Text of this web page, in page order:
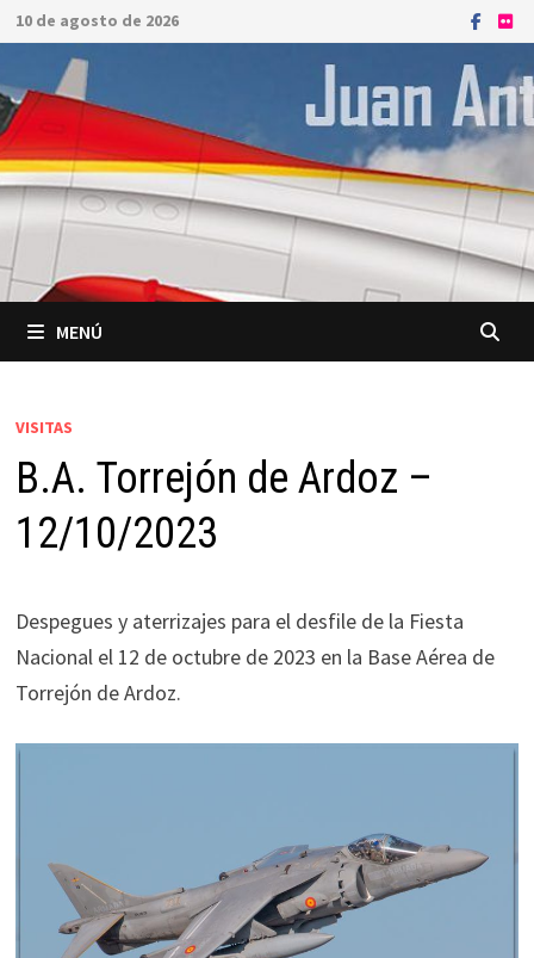
Saltar
al
contenido
10 de agosto de 2026
MENÚ
VISITAS
B.A. Torrejón de Ardoz –
12/10/2023
Despegues y aterrizajes para el desfile de la Fiesta
Nacional el 12 de octubre de 2023 en la Base Aérea de
Torrejón de Ardoz.